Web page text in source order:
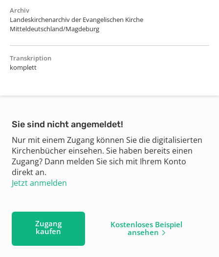
Archiv
Landeskirchenarchiv der Evangelischen Kirche
Mitteldeutschland/Magdeburg
Transkription
komplett
Sie sind nicht angemeldet!
Nur mit einem Zugang können Sie die digitalisierten
Kirchenbücher einsehen. Sie haben bereits einen
Zugang? Dann melden Sie sich mit Ihrem Konto
direkt an.
Jetzt anmelden
Zugang
kaufen
Kostenloses Beispiel
ansehen